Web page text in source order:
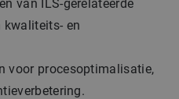
van ILS-gerelateerde
en
voor procesoptimalisatie,